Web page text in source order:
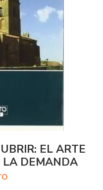
EL ARTE
LA DEMANDA